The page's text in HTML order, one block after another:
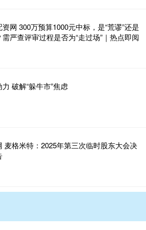
网 300万预算1000元中标，是“荒谬”还是
严查评审过程是否为“走过场”｜热点即阅
破解“躲牛市”焦虑
麦格米特：2025年第三次临时股东大会决